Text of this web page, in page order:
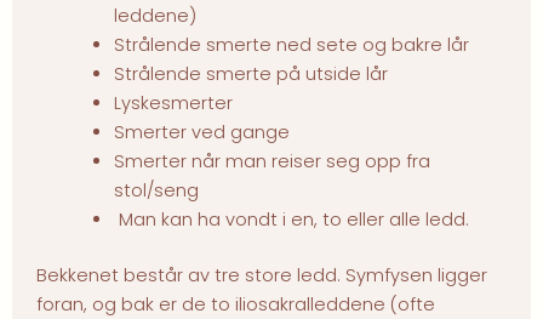
leddene)
Strålende smerte ned sete og bakre lår
Strålende smerte på utside lår
Lyskesmerter
Smerter ved gange
Smerter når man reiser seg opp fra
stol/seng
Man kan ha vondt i en, to eller alle ledd.
Bekkenet består av tre store ledd. Symfysen ligger
foran, og bak er de to iliosakralleddene (ofte